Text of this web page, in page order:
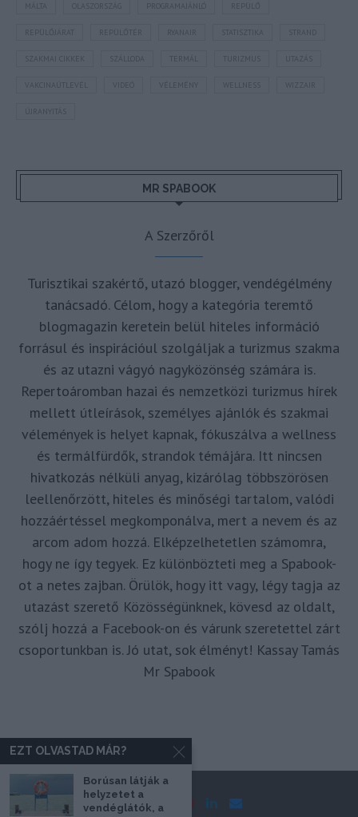
MÁLTA OLASZORSZÁG
REPÜLŐJÁRAT REPÜLŐTÉR STATISZTIKA STRAND
SZAKMAI CIKKEK SZÁLLODA TERMÁL TURIZMUS UTAZÁS
VAKCINAÚTLEVÉL WIZZAIR
ÚJRANYITÁS
MR SPABOOK
A Szerzőről
Turisztikai szakértő, utazó blogger, vendégélmény
tanácsadó. Célom, hogy a kategória teremtő
blogmagazin keretein belül hiteles információ
forrásul és inspirációul szolgáljak a turizmus szakma
és az utazni vágyó nagyközönség számára is.
Repertoáromban hazai és nemzetközi turizmus hírek
mellett útleírások, személyes ajánlók és szakmai
vélemények is helyet kapnak, fókuszálva a wellness
és termálfürdők, strandok témájára. Itt nincsen
hivatkozás nélküli anyag, kizárólag többszörösen
leellenőrzött, hiteles és minőségi tartalom, valódi
hozzáértéssel megkomponálva, mert a nevem és az
arcom adom hozzá. Elképzelhetetlen számomra,
hogy ne így tegyek. Ez különbözteti meg a Spabook-
ot a netes zajban. Örülök, hogy itt vagy, légy tagja az
utazást szerető Közösségünknek, kövesd az oldalt,
szólj hozzá a Facebook-on és várunk szeretettel zárt
csoportunkban is. Jó utat, sok élményt! Kassay Tamás
Mr Spabook
EZT OLVASTAD MÁR?
Borúsan látják a
helyzetet a
vendéglátók, a